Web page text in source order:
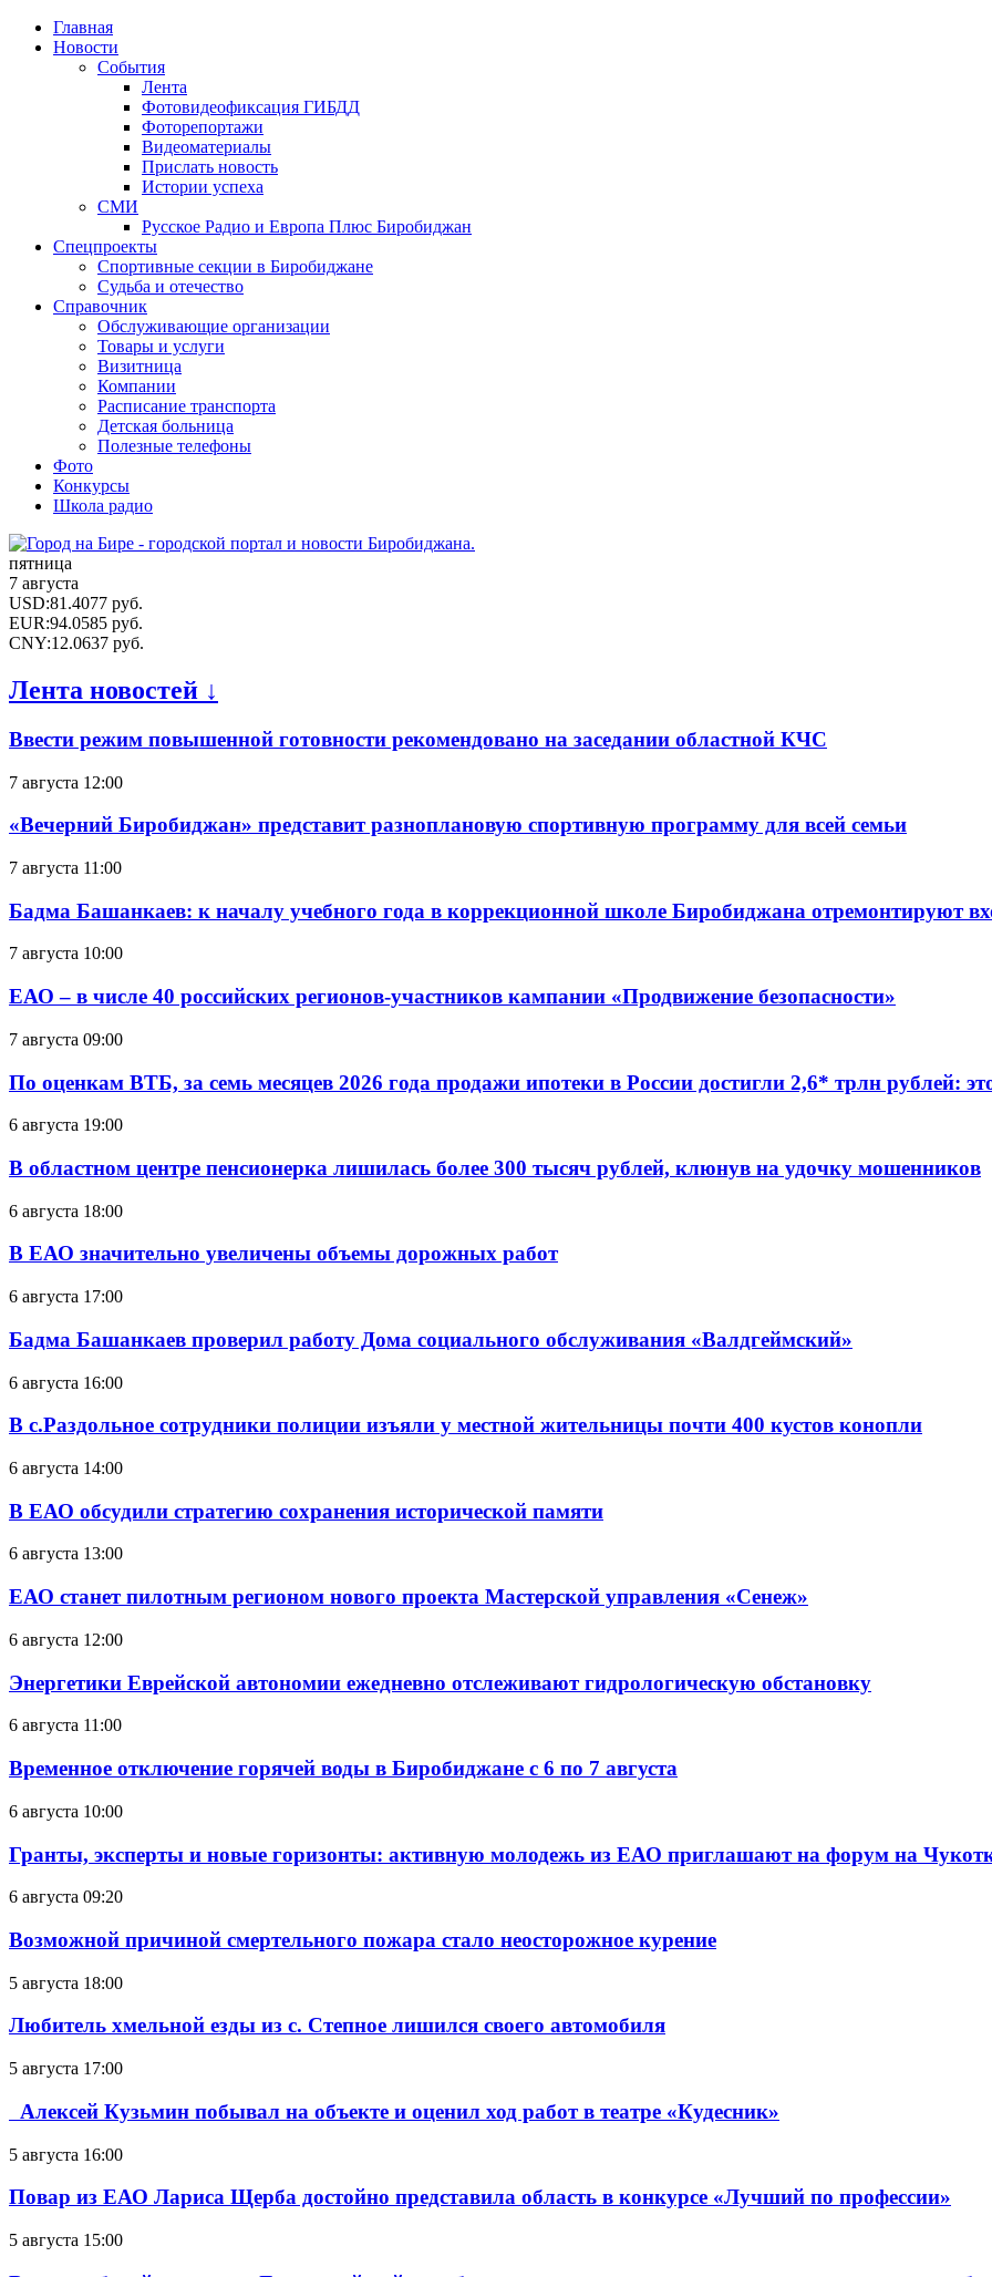
Главная
Новости
События
Лента
Фотовидеофиксация ГИБДД
Фоторепортажи
Видеоматериалы
Прислать новость
Истории успеха
СМИ
Русское Радио и Европа Плюс Биробиджан
Спецпроекты
Спортивные секции в Биробиджане
Судьба и отечество
Справочник
Обслуживающие организации
Товары и услуги
Визитница
Компании
Расписание транспорта
Детская больница
Полезные телефоны
Фото
Конкурсы
Школа радио
пятница
7 августа
USD:81.4077 руб.
EUR:94.0585 руб.
CNY:12.0637 руб.
Лента новостей ↓
Ввести режим повышенной готовности рекомендовано на заседании областной КЧС
7 августа 12:00
«Вечерний Биробиджан» представит разноплановую спортивную программу для всей семьи
7 августа 11:00
Бадма Башанкаев: к началу учебного года в коррекционной школе Биробиджана отремонтируют
7 августа 10:00
ЕАО – в числе 40 российских регионов-участников кампании «Продвижение безопасности»
7 августа 09:00
По оценкам ВТБ, за семь месяцев 2026 года продажи ипотеки в России достигли 2,6* трлн рублей:
6 августа 19:00
В областном центре пенсионерка лишилась более 300 тысяч рублей, клюнув на удочку мошенников
6 августа 18:00
В ЕАО значительно увеличены объемы дорожных работ
6 августа 17:00
Бадма Башанкаев проверил работу Дома социального обслуживания «Валдгеймский»
6 августа 16:00
В с.Раздольное сотрудники полиции изъяли у местной жительницы почти 400 кустов конопли
6 августа 14:00
В ЕАО обсудили стратегию сохранения исторической памяти
6 августа 13:00
ЕАО станет пилотным регионом нового проекта Мастерской управления «Сенеж»
6 августа 12:00
Энергетики Еврейской автономии ежедневно отслеживают гидрологическую обстановку
6 августа 11:00
Временное отключение горячей воды в Биробиджане с 6 по 7 августа
6 августа 10:00
Гранты, эксперты и новые горизонты: активную молодежь из ЕАО приглашают на форум на
6 августа 09:20
Возможной причиной смертельного пожара стало неосторожное курение
5 августа 18:00
Любитель хмельной езды из с. Степное лишился своего автомобиля
5 августа 17:00
Алексей Кузьмин побывал на объекте и оценил ход работ в театре «Кудесник»
5 августа 16:00
Повар из ЕАО Лариса Щерба достойно представила область в конкурсе «Лучший по профессии»
5 августа 15:00